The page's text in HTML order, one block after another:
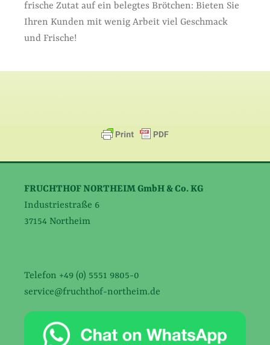
frische Zutat auf ein belegtes Brötchen: Bieten Sie
Ihren Kunden mit wenig Arbeit viel Geschmack
und Frische!
FRUCHTHOF NORTHEIM GmbH & Co. KG
Industriestraße 6
37154 Northeim
Telefon +49 (0) 5551 9805-0
service@fruchthof-northeim.de